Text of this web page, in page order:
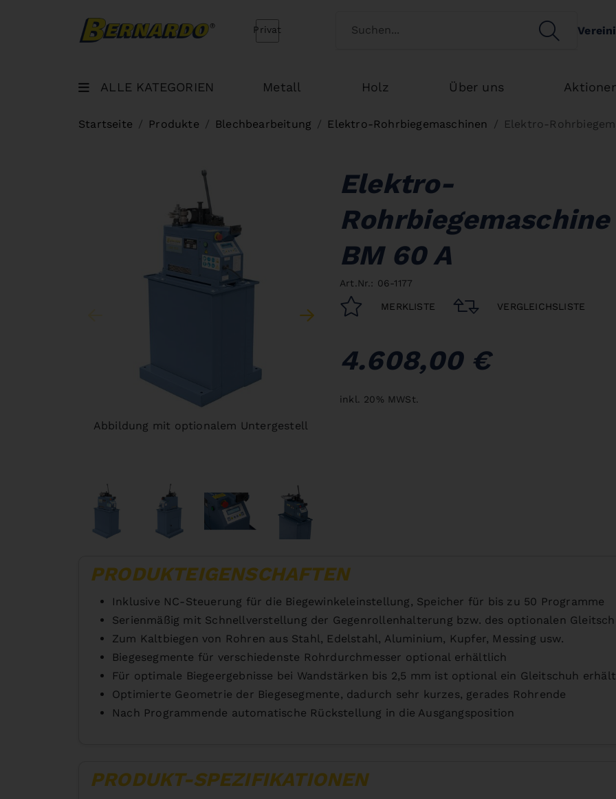
Bernardo Home Kundenart wechseln
Privat SEARCH
ALLE KATEGORIEN Metall Holz Über uns
Startseite Produkte Blechbearbeitung Elektro-Rohrbiegemaschinen Elektro-
Abbildung mit optionalem Untergestell
Elektro-
Rohrbiegemaschine
BM 60 A
Art.Nr.: 06-1177
MERKLISTE VERGLEICHSLISTE
4.608,00 €
inkl. 20% MWSt.
PRODUKTEIGENSCHAFTEN
Inklusive NC-Steuerung für die Biegewinkeleinstellung, Speicher für bis zu 50 Programme
Serienmäßig mit Schnellverstellung der Gegenrollenhalterung bzw. des optionalen
Zum Kaltbiegen von Rohren aus Stahl, Edelstahl, Aluminium, Kupfer, Messing usw.
Biegesegmente für verschiedenste Rohrdurchmesser optional erhältlich
Für optimale Biegeergebnisse bei Wandstärken bis 2,5 mm ist optional ein Gleitschuh
Optimierte Geometrie der Biegesegmente, dadurch sehr kurzes, gerades Rohrende
Nach Programmende automatische Rückstellung in die Ausgangsposition
PRODUKT-SPEZIFIKATIONEN